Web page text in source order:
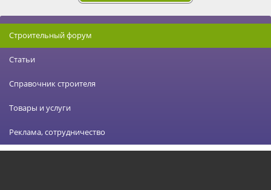
Строительный форум
Статьи
Справочник строителя
Товары и услуги
Реклама, сотрудничество